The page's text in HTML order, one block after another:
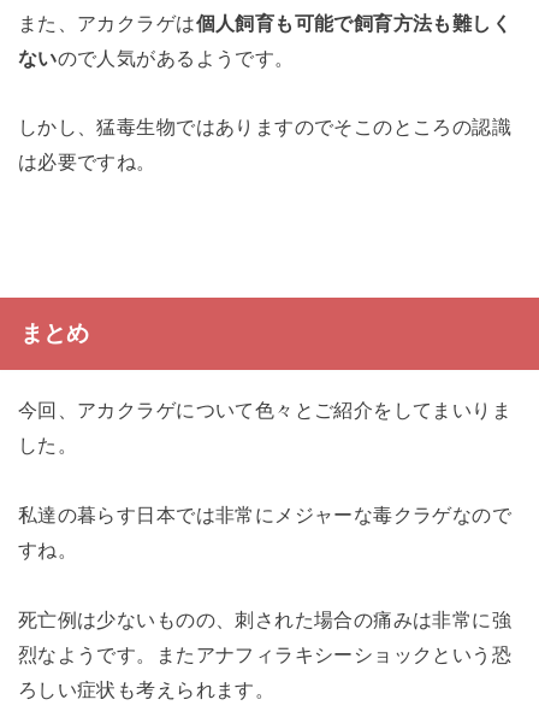
また、アカクラゲは個人飼育も可能で飼育方法も難しく
ないので人気があるようです。
しかし、猛毒生物ではありますのでそこのところの認識
は必要ですね。
まとめ
今回、アカクラゲについて色々とご紹介をしてまいりま
した。
私達の暮らす日本では非常にメジャーな毒クラゲなので
すね。
死亡例は少ないものの、刺された場合の痛みは非常に強
烈なようです。またアナフィラキシーショックという恐
ろしい症状も考えられます。